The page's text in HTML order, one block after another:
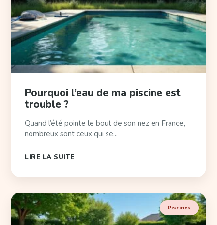
Pourquoi l’eau de ma piscine est
trouble ?
Quand l’été pointe le bout de son nez en France,
nombreux sont ceux qui se...
LIRE LA SUITE
Piscines